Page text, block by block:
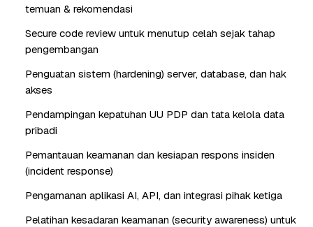
temuan & rekomendasi
Secure code review untuk menutup celah sejak tahap
pengembangan
Penguatan sistem (hardening) server, database, dan hak
akses
Pendampingan kepatuhan UU PDP dan tata kelola data
pribadi
Pemantauan keamanan dan kesiapan respons insiden
(incident response)
Pengamanan aplikasi AI, API, dan integrasi pihak ketiga
Pelatihan kesadaran keamanan (security awareness) untuk